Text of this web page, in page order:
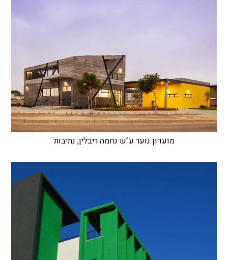
מועדון נוער ע"ש נחמה ריבלין, נתיבות